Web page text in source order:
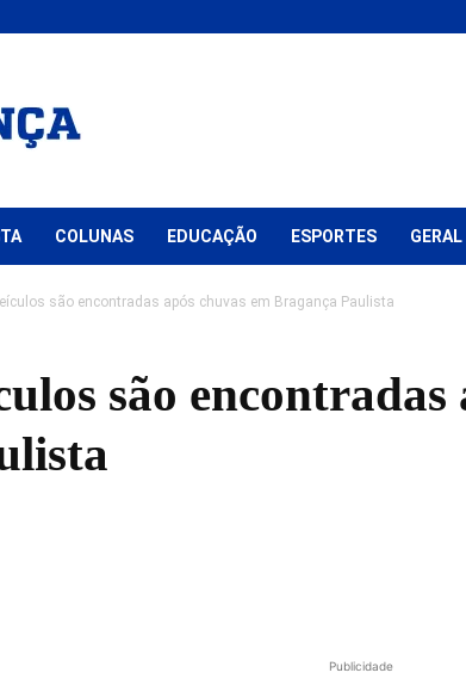
COLUNAS EDUCAÇÃO ESPORTES GERAL
são encontradas após chuvas em Bragança Paulista
são encontradas
Publicidade